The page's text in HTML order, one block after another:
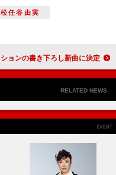
松任谷由実
深田恭子主演『劇場版 ルパンの娘』本ポスタービジュアルが解禁に 主題歌はサカナクションの書き下ろし新曲に決定
RELATED NEWS